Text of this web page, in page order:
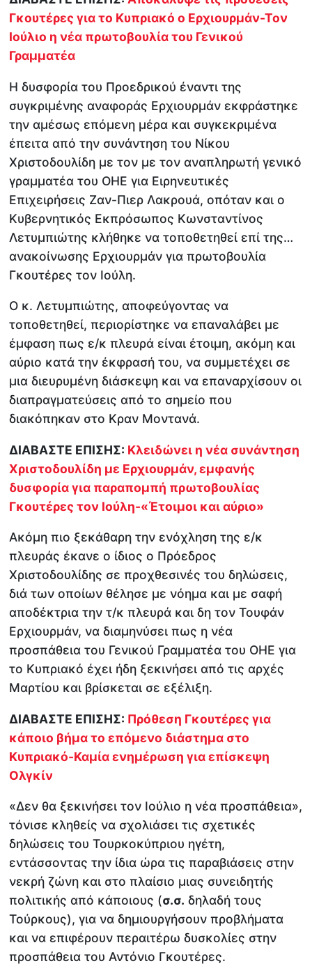
Γκουτέρες για το Κυπριακό ο Ερχιουρμάν-Τον
Ιούλιο η νέα πρωτοβουλία του Γενικού
Γραμματέα
Η δυσφορία του Προεδρικού έναντι της
συγκριμένης αναφοράς Ερχιουρμάν εκφράστηκε
την αμέσως επόμενη μέρα και συγκεκριμένα
έπειτα από την συνάντηση του Νίκου
Χριστοδουλίδη με τον με τον αναπληρωτή γενικό
γραμματέα του ΟΗΕ για Ειρηνευτικές
Επιχειρήσεις Ζαν-Πιερ Λακρουά, οπόταν και ο
Κυβερνητικός Εκπρόσωπος Κωνσταντίνος
Λετυμπιώτης κλήθηκε να τοποθετηθεί επί της…
ανακοίνωσης Ερχιουρμάν για πρωτοβουλία
Γκουτέρες τον Ιούλη.
Ο κ. Λετυμπιώτης, αποφεύγοντας να
τοποθετηθεί, περιορίστηκε να επαναλάβει με
έμφαση πως ε/κ πλευρά είναι έτοιμη, ακόμη και
αύριο κατά την έκφρασή του, να συμμετέχει σε
μια διευρυμένη διάσκεψη και να επαναρχίσουν οι
διαπραγματεύσεις από το σημείο που
διακόπηκαν στο Κραν Μοντανά.
ΔΙΑΒΑΣΤΕ ΕΠΙΣΗΣ: Κλειδώνει η νέα συνάντηση
Χριστοδουλίδη με Ερχιουρμάν, εμφανής
δυσφορία για παραπομπή πρωτοβουλίας
Γκουτέρες τον Ιούλη-«Έτοιμοι και αύριο»
Ακόμη πιο ξεκάθαρη την ενόχληση της ε/κ
πλευράς έκανε ο ίδιος ο Πρόεδρος
Χριστοδουλίδης σε προχθεσινές του δηλώσεις,
διά των οποίων θέλησε με νόημα και με σαφή
αποδέκτρια την τ/κ πλευρά και δη τον Τουφάν
Ερχιουρμάν, να διαμηνύσει πως η νέα
προσπάθεια του Γενικού Γραμματέα του ΟΗΕ για
το Κυπριακό έχει ήδη ξεκινήσει από τις αρχές
Μαρτίου και βρίσκεται σε εξέλιξη.
ΔΙΑΒΑΣΤΕ ΕΠΙΣΗΣ: Πρόθεση Γκουτέρες για
κάποιο βήμα το επόμενο διάστημα στο
Κυπριακό-Καμία ενημέρωση για επίσκεψη
Ολγκίν
«Δεν θα ξεκινήσει τον Ιούλιο η νέα προσπάθεια»,
τόνισε κληθείς να σχολιάσει τις σχετικές
δηλώσεις του Τουρκοκύπριου ηγέτη,
εντάσσοντας την ίδια ώρα τις παραβιάσεις στην
νεκρή ζώνη και στο πλαίσιο μιας συνειδητής
πολιτικής από κάποιους (σ.σ. δηλαδή τους
Τούρκους), για να δημιουργήσουν προβλήματα
και να επιφέρουν περαιτέρω δυσκολίες στην
προσπάθεια του Αντόνιο Γκουτέρες.